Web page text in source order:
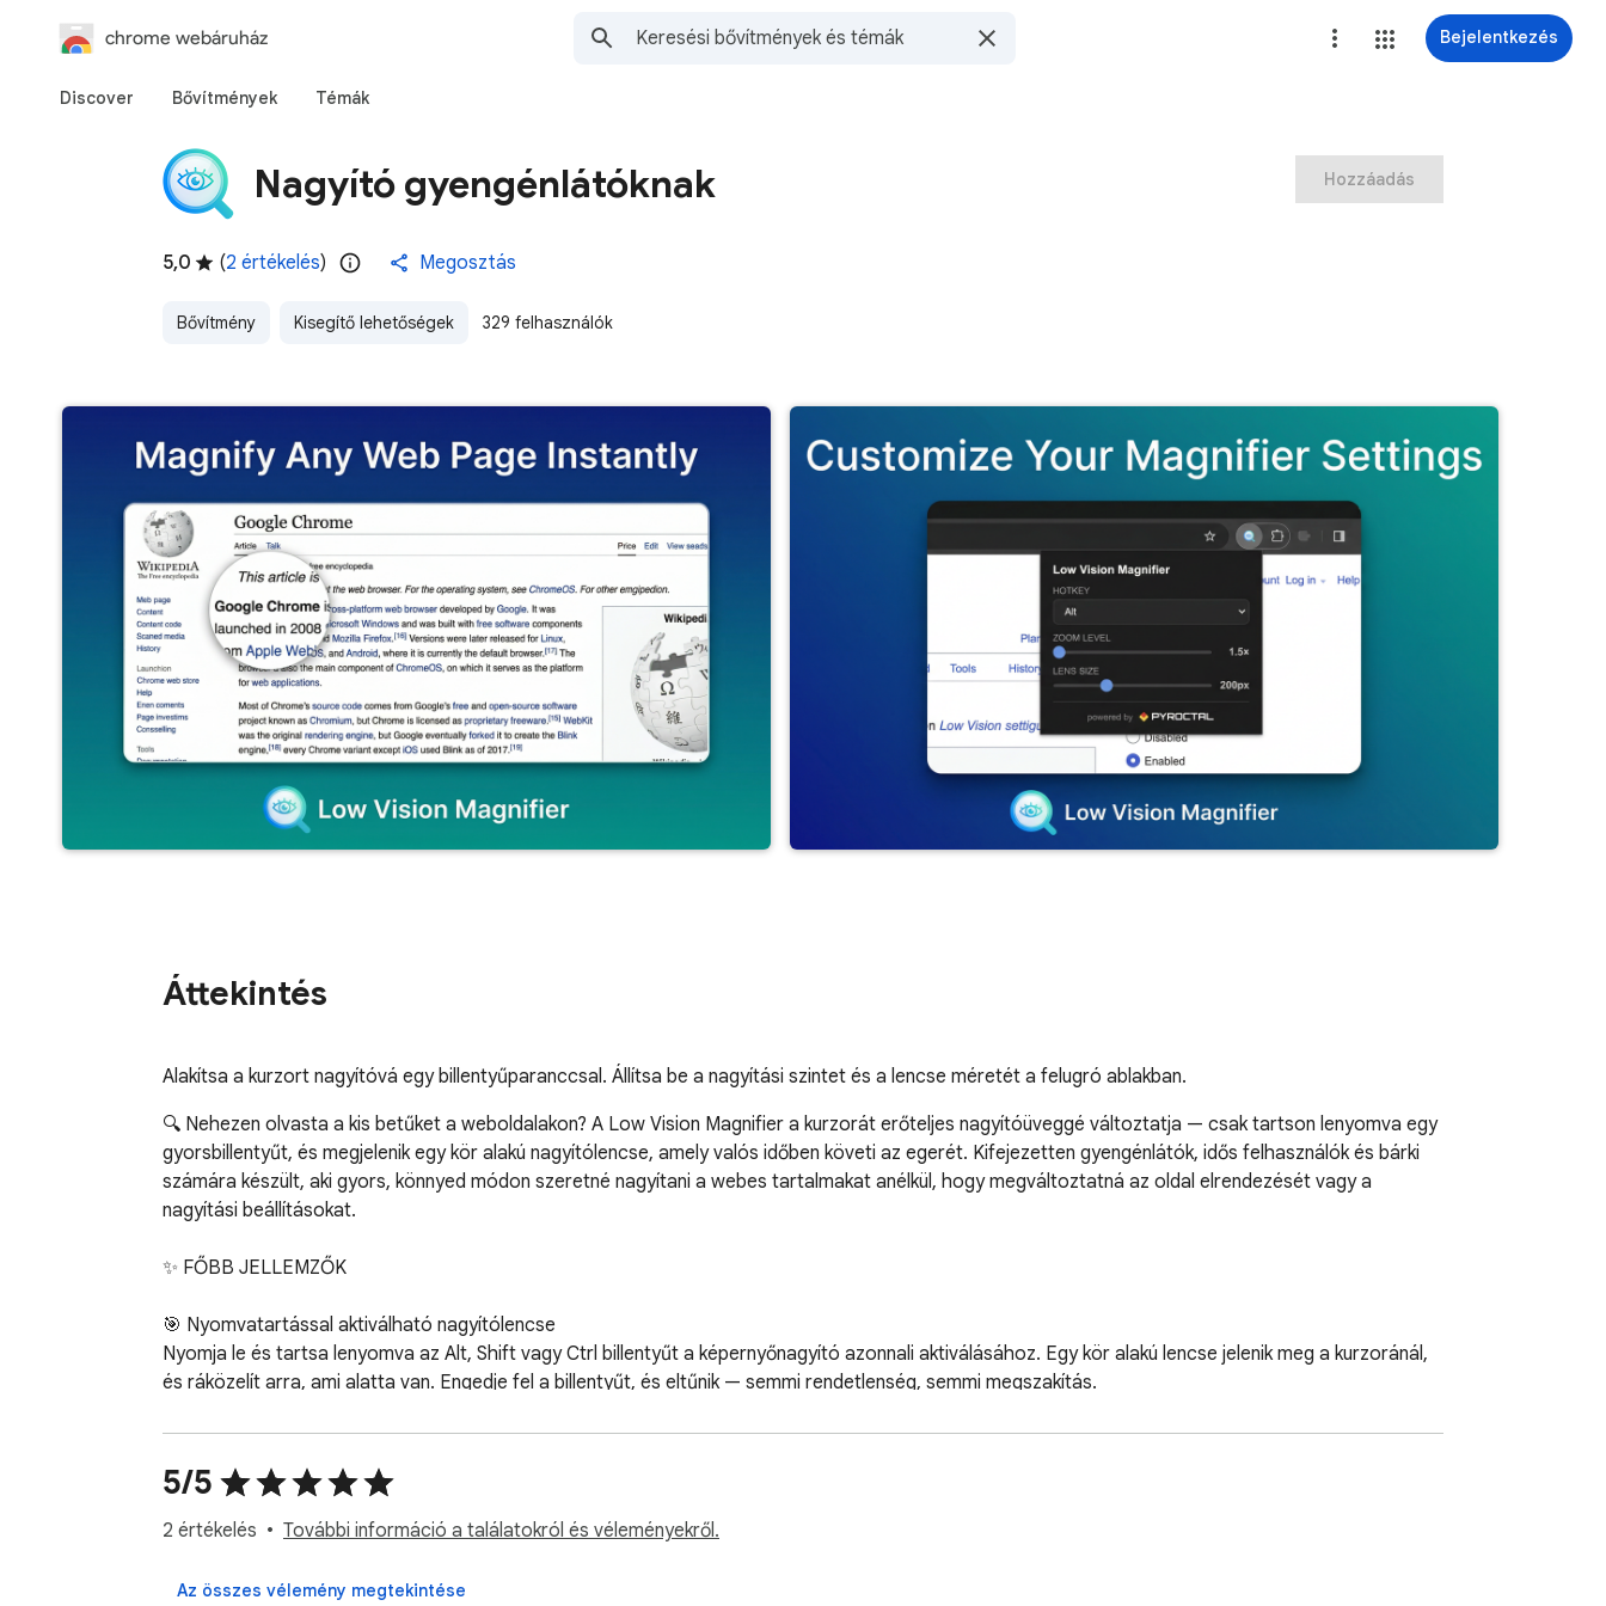
chrome webáruház Bejelentkezés
Discover Bővítmények Témák
Nagyító gyengénlátóknak
5,0 (2 értékelés) Megosztás
Bővítmény Kisegítő lehetőségek 329 felhasználók
Hozzáadás
Áttekintés
Alakítsa a kurzort nagyítóvá egy billentyűparanccsal. Állítsa be a nagyítási szintet és a lencse méretét a felugró ablakban.
🔍 Nehezen olvasta a kis betűket a weboldalakon? A Low Vision Magnifier a kurzorát erőteljes nagyítóüveggé változtatja — csak tartson lenyomva egy
gyorsbillentyűt, és megjelenik egy kör alakú nagyítólencse, amely valós időben követi az egerét. Kifejezetten gyengénlátók, idős felhasználók és bárki
számára készült, aki gyors, könnyed módon szeretné nagyítani a webes tartalmakat anélkül, hogy megváltoztatná az oldal elrendezését vagy a
nagyítási beállításokat.
✨ FŐBB JELLEMZŐK
🎯 Nyomvatartással aktiválható nagyítólencse
Nyomja le és tartsa lenyomva az Alt, Shift vagy Ctrl billentyűt a képernyőnagyító azonnali aktiválásához. Egy kör alakú lencse jelenik meg a kurzoránál,
és ráközelít arra, ami alatta van. Engedje fel a billentyűt, és eltűnik — semmi rendetlenség, semmi megszakítás.
🔎 Állítható nagyítási szint (1,5x-től 5x-ig)
Csúsztassa el a gyengéd 1,5x-es nagyítástól az erőteljes 5x-ös nagyításig. Keresse meg azt a nagyítási szintet, amely a legjobban megfelel a
szemeinek.
Válasszon egy kicsi, fókuszált lencsét (100px) a pontos vizsgálathoz, vagy egy nagy lencsét (400px) a kényelmes bekezdésolvasáshoz.
5/5
2 értékelés További információ a találatokról és véleményekről.
Az összes vélemény megtekintése